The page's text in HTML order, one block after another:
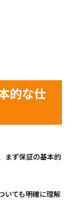
的な仕
まず保証の基本的
いても明確に理解